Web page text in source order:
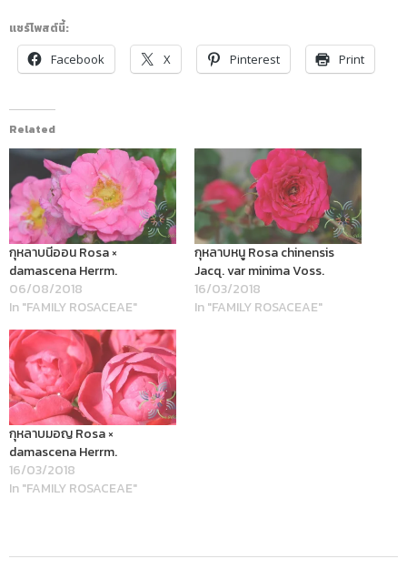
แชร์โพสต์นี้:
Facebook
X Pinterest Print
Related
กุหลาบนีออน Rosa ×
damascena Herrm.
06/08/2018
In "FAMILY ROSACEAE"
กุหลาบหนู Rosa chinensis
Jacq. var minima Voss.
16/03/2018
In "FAMILY ROSACEAE"
กุหลาบมอญ Rosa ×
damascena Herrm.
16/03/2018
In "FAMILY ROSACEAE"